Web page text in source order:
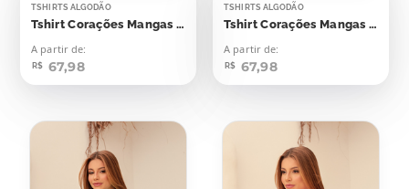
TSHIRTS ALGODÃO
Tshirt Corações Mangas Aplicação
A partir de:
R$ 67,98
TSHIRTS ALGODÃO
Tshirt Corações Mangas Aplicação
A partir de:
R$ 67,98